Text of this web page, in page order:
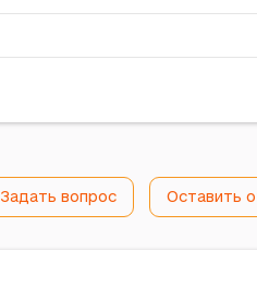
Задать вопрос Оставить